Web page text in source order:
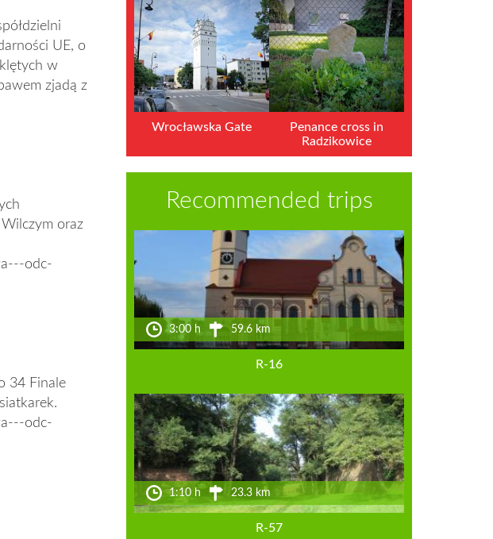
UE, o
w
zjadą z
oraz
odc-
34 Finale
odc-
Wrocławska Gate
Penance cross in
Radzikowice
Recommended trips
3:00 h 59.6 km
R-16
1:10 h 23.3 km
R-57